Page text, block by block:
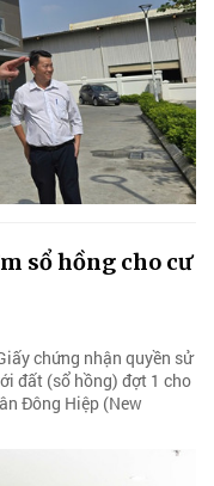
sổ hồng cho cư
chứng nhận quyền sử
đất (sổ hồng) đợt 1 cho
Đông Hiệp (New